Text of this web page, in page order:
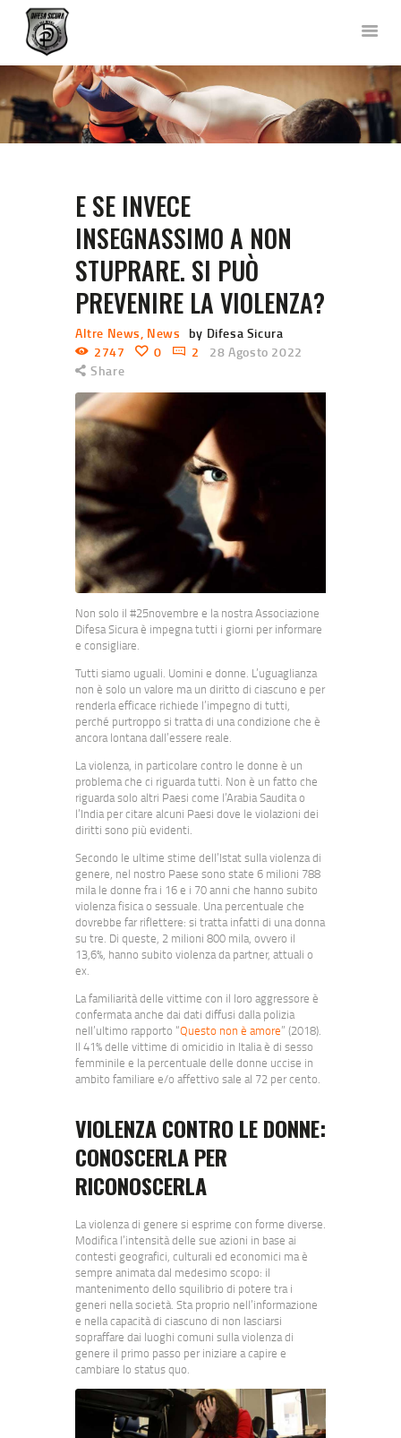
DIFESA SICURA KRAV MAGA
Corsi di Difesa Personale a Bergamo
HOME
CHI SIAMO
NEWS
FOTO E VIDEO
TEAM
COLLABORAZIONI
DOVE SIAMO
CONTATTACI
E SE INVECE
INSEGNASSIMO A NON
STUPRARE. SI PUÒ
PREVENIRE LA VIOLENZA?
Altre News, News
by Difesa Sicura
2747
0 2
28 Agosto 2022
Share
Non solo il #25novembre e la nostra Associazione
Difesa Sicura è impegna tutti i giorni per informare
e consigliare.
Tutti siamo uguali. Uomini e donne. L’uguaglianza
non è solo un valore ma un diritto di ciascuno e per
renderla efficace richiede l’impegno di tutti,
perché purtroppo si tratta di una condizione che è
ancora lontana dall’essere reale.
La violenza, in particolare contro le donne è un
problema che ci riguarda tutti. Non è un fatto che
riguarda solo altri Paesi come l’Arabia Saudita o
l’India per citare alcuni Paesi dove le violazioni dei
diritti sono più evidenti.
Secondo le ultime stime dell’Istat sulla violenza di
genere, nel nostro Paese sono state 6 milioni 788
mila le donne fra i 16 e i 70 anni che hanno subito
violenza fisica o sessuale. Una percentuale che
dovrebbe far riflettere: si tratta infatti di una donna
su tre. Di queste, 2 milioni 800 mila, ovvero il
13,6%, hanno subito violenza da partner, attuali o
ex.
La familiarità delle vittime con il loro aggressore è
confermata anche dai dati diffusi dalla polizia
nell’ultimo rapporto “Questo non è amore” (2018).
Il 41% delle vittime di omicidio in Italia è di sesso
femminile e la percentuale delle donne uccise in
ambito familiare e/o affettivo sale al 72 per cento.
VIOLENZA CONTRO LE DONNE:
CONOSCERLA PER
RICONOSCERLA
La violenza di genere si esprime con forme diverse.
Modifica l’intensità delle sue azioni in base ai
contesti geografici, culturali ed economici ma è
sempre animata dal medesimo scopo: il
mantenimento dello squilibrio di potere tra i
generi nella società. Sta proprio nell’informazione
e nella capacità di ciascuno di non lasciarsi
sopraffare dai luoghi comuni sulla violenza di
genere il primo passo per iniziare a capire e
cambiare lo status quo.